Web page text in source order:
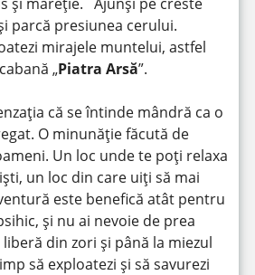
parcă presiunea cerului.
mirajele muntelui, astfel
„Piatra Arsă”.
că se întinde mândră ca o
O minunăție făcută de
Un loc unde te poți relaxa
un loc din care uiți să mai
este benefică atât pentru
și nu ai nevoie de prea
din zori și până la miezul
să exploatezi și să savurezi